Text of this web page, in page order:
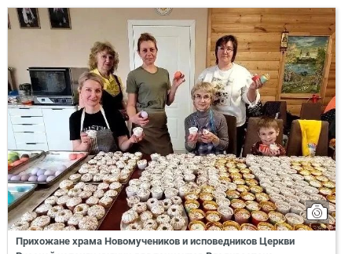
Прихожане храма Новомучеников и исповедников Церкви